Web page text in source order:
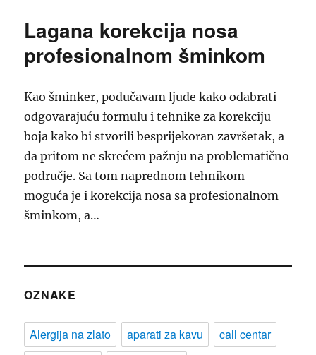
Lagana korekcija nosa
profesionalnom šminkom
Kao šminker, podučavam ljude kako odabrati
odgovarajuću formulu i tehnike za korekciju
boja kako bi stvorili besprijekoran završetak, a
da pritom ne skrećem pažnju na problematično
područje. Sa tom naprednom tehnikom
moguća je i korekcija nosa sa profesionalnom
šminkom, a…
OZNAKE
Alergija na zlato aparati za kavu
call centar